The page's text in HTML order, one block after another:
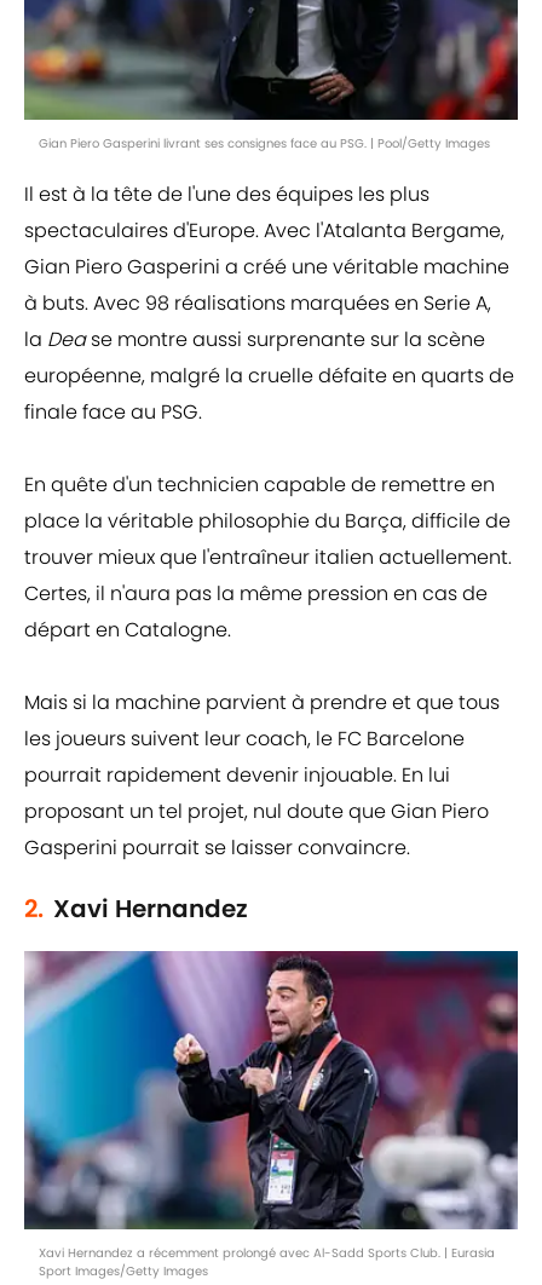
Gian Piero Gasperini livrant ses consignes face au PSG. | Pool/Getty Images
Il est à la tête de l'une des équipes les plus
spectaculaires d'Europe. Avec l'Atalanta Bergame,
Gian Piero Gasperini a créé une véritable machine
à buts. Avec 98 réalisations marquées en Serie A,
la Dease montre aussi surprenante sur la scène
européenne, malgré la cruelle défaite en quarts de
finale face au PSG.
En quête d'un technicien capable de remettre en
place la véritable philosophie du Barça, difficile de
trouver mieux que l'entraîneur italien actuellement.
Certes, il n'aura pas la même pression en cas de
départ en Catalogne.
Mais si la machine parvient à prendre et que tous
les joueurs suivent leur coach, le FC Barcelone
pourrait rapidement devenir injouable. En lui
proposant un tel projet, nul doute que Gian Piero
Gasperini pourrait se laisser convaincre.
2. Xavi Hernandez
Xavi Hernandez a récemment prolongé avec Al-Sadd Sports Club. | Eurasia
Sport Images/Getty Images